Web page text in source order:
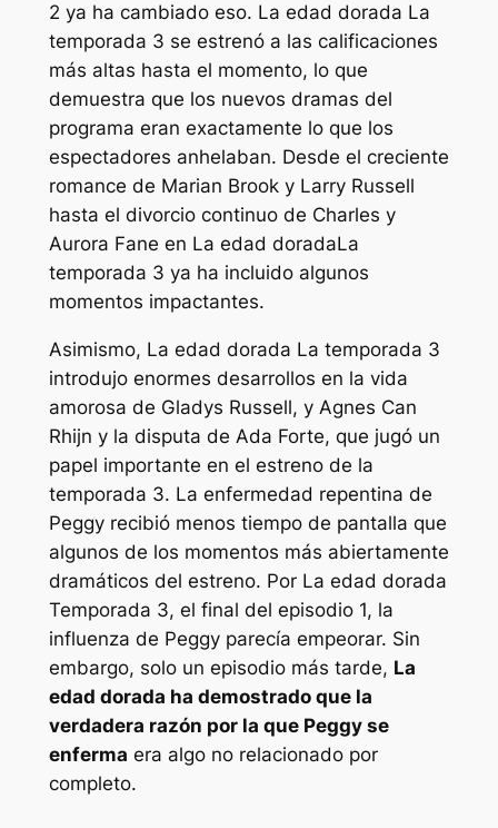
2 ya ha cambiado eso. La edad dorada La
temporada 3 se estrenó a las calificaciones
más altas hasta el momento, lo que
demuestra que los nuevos dramas del
programa eran exactamente lo que los
espectadores anhelaban. Desde el creciente
romance de Marian Brook y Larry Russell
hasta el divorcio continuo de Charles y
Aurora Fane en La edad doradaLa
temporada 3 ya ha incluido algunos
momentos impactantes.
Asimismo, La edad dorada La temporada 3
introdujo enormes desarrollos en la vida
amorosa de Gladys Russell, y Agnes Can
Rhijn y la disputa de Ada Forte, que jugó un
papel importante en el estreno de la
temporada 3. La enfermedad repentina de
Peggy recibió menos tiempo de pantalla que
algunos de los momentos más abiertamente
dramáticos del estreno. Por La edad dorada
Temporada 3, el final del episodio 1, la
influenza de Peggy parecía empeorar. Sin
embargo, solo un episodio más tarde, La
edad dorada ha demostrado que la
verdadera razón por la que Peggy se
enferma era algo no relacionado por
completo.